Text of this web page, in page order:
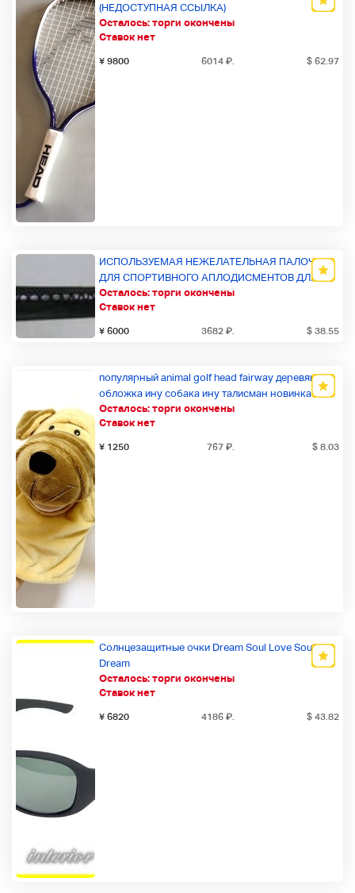
Осталось: торги окончены
Ставок нет
(НЕДОСТУПНАЯ ССЫЛКА)
¥ 9800 6014 ₽. $ 62.97
Осталось: торги окончены
Ставок нет
ИСПОЛЬЗУЕМАЯ НЕЖЕЛАТЕЛЬНАЯ ПАЛОЧКА
ДЛЯ СПОРТИВНОГО АПЛОДИСМЕНТОВ ДЛИНА
95 СМ [Z-135] БЕСПЛАТНАЯ ДОСТАВКА
(РЕГИОНЫ, ГДЕ ПРИМЕНЯЮТСЯ ПЛАТА ЗА
РЕТРАНСЛЯЦИЮ ХОККАЙДО, ОКИНАВА,
¥ 6000 3682 ₽. $ 38.55
Осталось: торги окончены
Ставок нет
популярный animal golf head fairway деревянная
обложка ину собака ину талисман новинка
подарок милый цвет: собака
¥ 1250 767 ₽. $ 8.03
Осталось: торги окончены
Ставок нет
Солнцезащитные очки Dream Soul Love Soul
Dream
¥ 6820 4186 ₽. $ 43.82